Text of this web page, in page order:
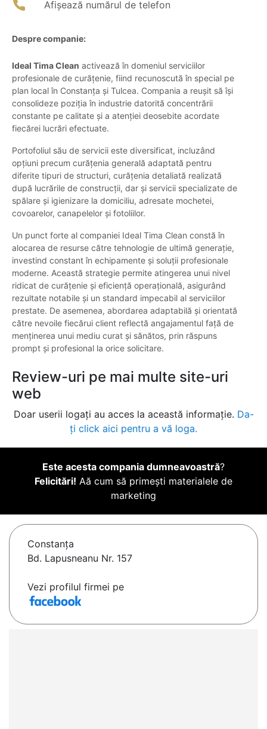
Afișează numărul de telefon
Despre companie:
Ideal Tima Clean activează în domeniul serviciilor
profesionale de curățenie, fiind recunoscută în special pe
plan local în Constanța și Tulcea. Compania a reușit să își
consolideze poziția în industrie datorită concentrării
constante pe calitate și a atenției deosebite acordate
fiecărei lucrări efectuate.
Portofoliul său de servicii este diversificat, incluzând
opțiuni precum curățenia generală adaptată pentru
diferite tipuri de structuri, curățenia detaliată realizată
după lucrările de construcții, dar și servicii specializate de
spălare și igienizare la domiciliu, adresate mochetei,
covoarelor, canapelelor și fotoliilor.
Un punct forte al companiei Ideal Tima Clean constă în
alocarea de resurse către tehnologie de ultimă generație,
investind constant în echipamente și soluții profesionale
moderne. Această strategie permite atingerea unui nivel
ridicat de curățenie și eficiență operațională, asigurând
rezultate notabile și un standard impecabil al serviciilor
prestate. De asemenea, abordarea adaptabilă și orientată
către nevoile fiecărui client reflectă angajamentul față de
menținerea unui mediu curat și sănătos, prin răspuns
prompt și profesional la orice solicitare.
Review-uri pe mai multe site-uri
web
Doar userii logați au acces la această informație. Da-
ți click aici pentru a vă loga.
Este acesta compania dumneavoastră?
Felicitări! Aă cum să primești materialele de
marketing
Constanţa
Bd. Lapusneanu Nr. 157
Vezi profilul firmei pe